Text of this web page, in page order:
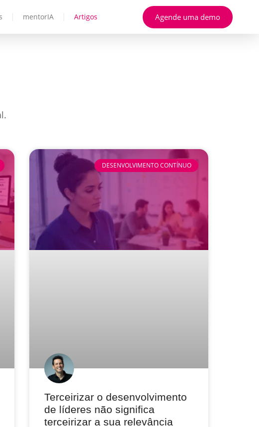
mentorIA Artigos Agende uma demo
DESENVOLVIMENTO CONTÍNUO
Terceirizar o desenvolvimento
de líderes não significa
terceirizar a sua relevância